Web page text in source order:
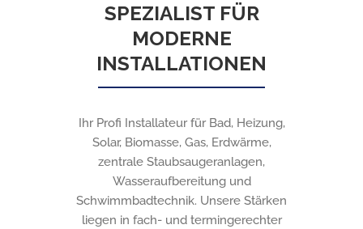
SPEZIALIST FÜR
MODERNE
INSTALLATIONEN
Ihr Profi Installateur für Bad, Heizung,
Solar, Biomasse, Gas, Erdwärme,
zentrale Staubsaugeranlagen,
Wasseraufbereitung und
Schwimmbadtechnik. Unsere Stärken
liegen in fach- und termingerechter